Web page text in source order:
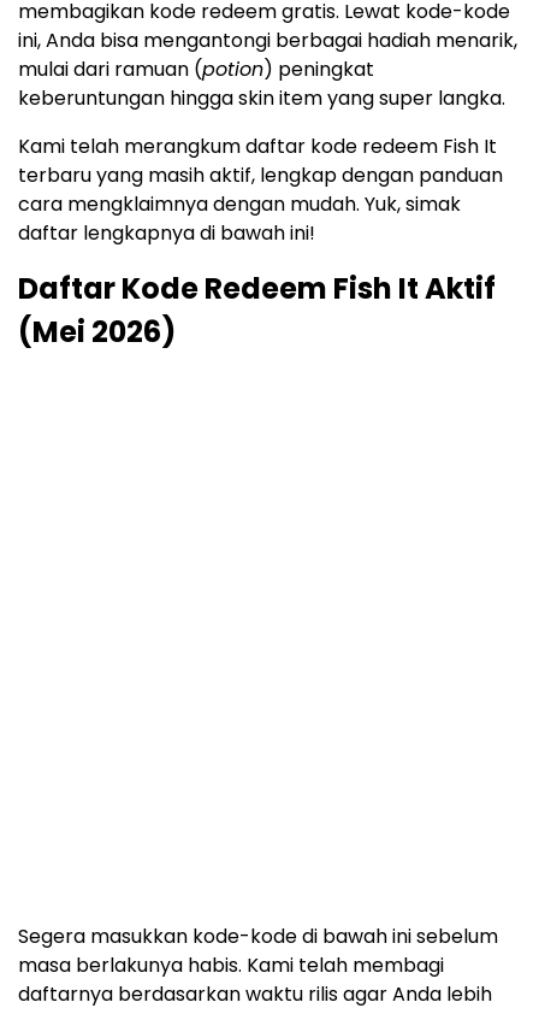
membagikan kode redeem gratis. Lewat kode-kode
ini, Anda bisa mengantongi berbagai hadiah menarik,
mulai dari ramuan (potion) peningkat
keberuntungan hingga skin item yang super langka.
Kami telah merangkum daftar kode redeem Fish It
terbaru yang masih aktif, lengkap dengan panduan
cara mengklaimnya dengan mudah. Yuk, simak
daftar lengkapnya di bawah ini!
Daftar Kode Redeem Fish It Aktif
(Mei 2026)
Segera masukkan kode-kode di bawah ini sebelum
masa berlakunya habis. Kami telah membagi
daftarnya berdasarkan waktu rilis agar Anda lebih